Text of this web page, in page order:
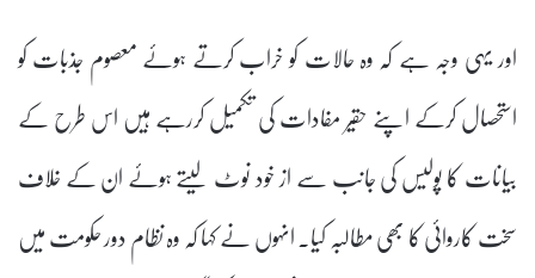
اور یہی وجہ ہے کہ وہ حالات کو خراب کرتے ہوئے معصوم جذبات کو
استحصال کرکے اپنے حقیر مفادات کی تکمیل کررہے ہیں اس طرح کے
بیانات کا پولیس کی جانب سے از خود نوٹ لیتے ہوئے ان کے خلاف
سخت کاروائی کا بھی مطالبہ کیا۔ انہوں نے کہا کہ وہ نظام دور حکومت میں